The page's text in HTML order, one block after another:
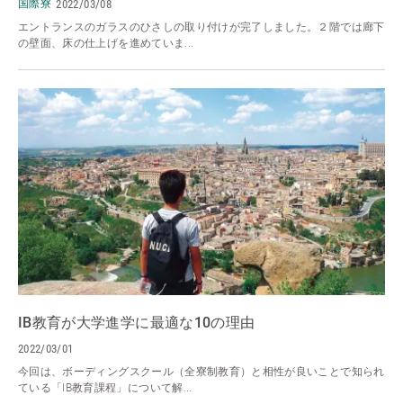
国際寮 2022/03/08
エントランスのガラスのひさしの取り付けが完了しました。２階では廊下
の壁面、床の仕上げを進めていま...
IB教育が大学進学に最適な10の理由
2022/03/01
今回は、ボーディングスクール（全寮制教育）と相性が良いことで知られ
ている「IB教育課程」について解...